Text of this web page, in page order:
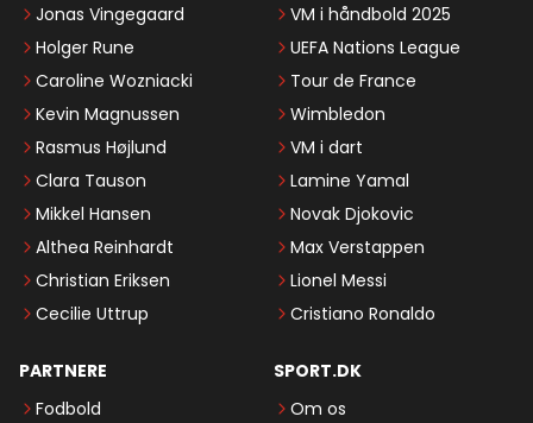
Jonas Vingegaard
Holger Rune
Caroline Wozniacki
Kevin Magnussen
Rasmus Højlund
Clara Tauson
Mikkel Hansen
Althea Reinhardt
Christian Eriksen
Cecilie Uttrup
VM i håndbold 2025
UEFA Nations League
Tour de France
Wimbledon
VM i dart
Lamine Yamal
Novak Djokovic
Max Verstappen
Lionel Messi
Cristiano Ronaldo
PARTNERE
Fodbold
SPORT.DK
Om os